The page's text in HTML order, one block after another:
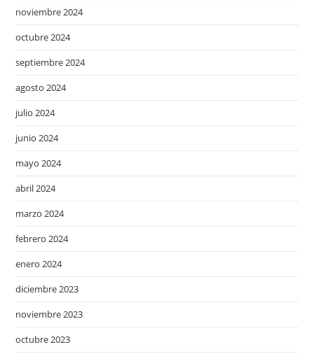
noviembre 2024
octubre 2024
septiembre 2024
agosto 2024
julio 2024
junio 2024
mayo 2024
abril 2024
marzo 2024
febrero 2024
enero 2024
diciembre 2023
noviembre 2023
octubre 2023